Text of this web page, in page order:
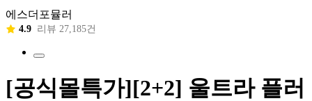
에스더포뮬러
4.9 리뷰 27,185건
[공식몰특가][2+2] 울트라 플러